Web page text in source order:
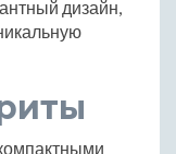
дизайн,